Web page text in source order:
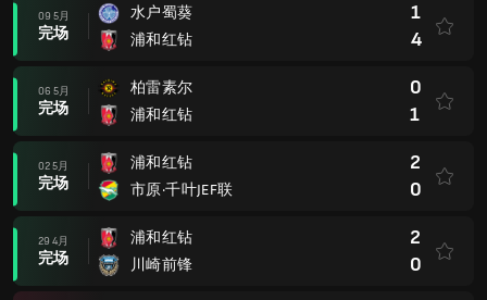
09 5月
完场
水户蜀葵
浦和红钻
1
4
06 5月
完场
柏雷素尔
浦和红钻
0
1
02 5月
完场
浦和红钻
市原·千叶JEF联
2
0
29 4月
完场
浦和红钻
川崎前锋
2
0